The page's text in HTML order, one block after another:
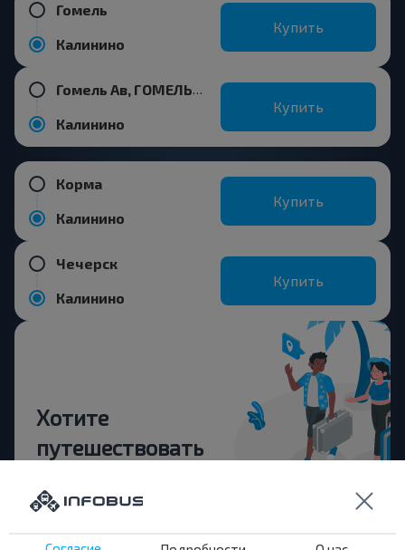
Гомель
Калинино
Купить
Гомель Ав, ГОМЕЛЬ ГОМЕЛЬСКАЯ ОБЛ. Беларусь
Калинино
Купить
Корма
Калинино
Купить
Чечерск
Калинино
Купить
Хотите
путешествовать
Не пропусти специальные акции, скидки и
другие интересные предложения INFOBUS.